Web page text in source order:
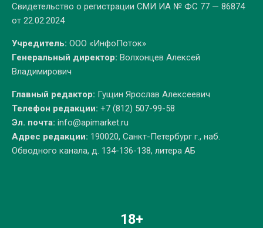
Свидетельство о регистрации СМИ ИА № ФС 77 — 86874
от 22.02.2024
Учредитель: ООО «ИнфоПоток»
Генеральный директор: Волхонцев Алексей
Владимирович
Главный редактор: Гущин Ярослав Алексеевич
Телефон редакции: +7 (812) 507-99-58
Эл. почта: info@apimarket.ru
Адрес редакции: 190020, Санкт-Петербург г., наб.
Обводного канала, д. 134-136-138, литера АБ
18+